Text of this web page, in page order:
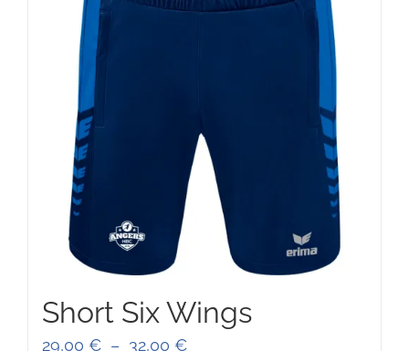
Short Six Wings
29,00 € – 32,00 €Plage